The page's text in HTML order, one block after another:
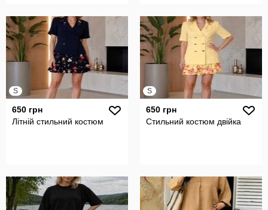
S
650 грн
Літній стильний костюм
S
650 грн
Стильний костюм двійка